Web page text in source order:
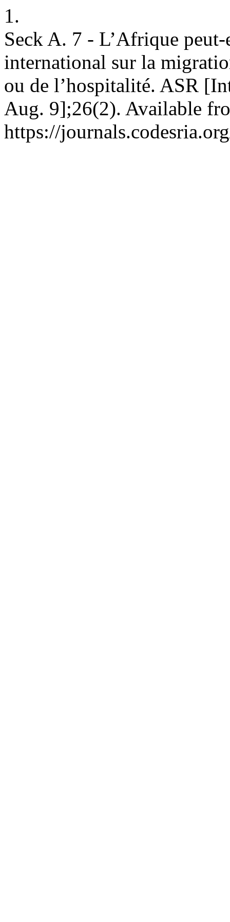
1.
Seck A. 7 - L’Afrique peut-
international sur la
ou de l’hospitalité. ASR
Aug. 9];26(2). Available
https://